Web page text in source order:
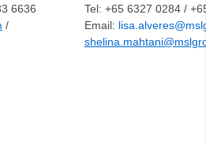
6636
/
Tel: +65 6327 0284 /
Email: